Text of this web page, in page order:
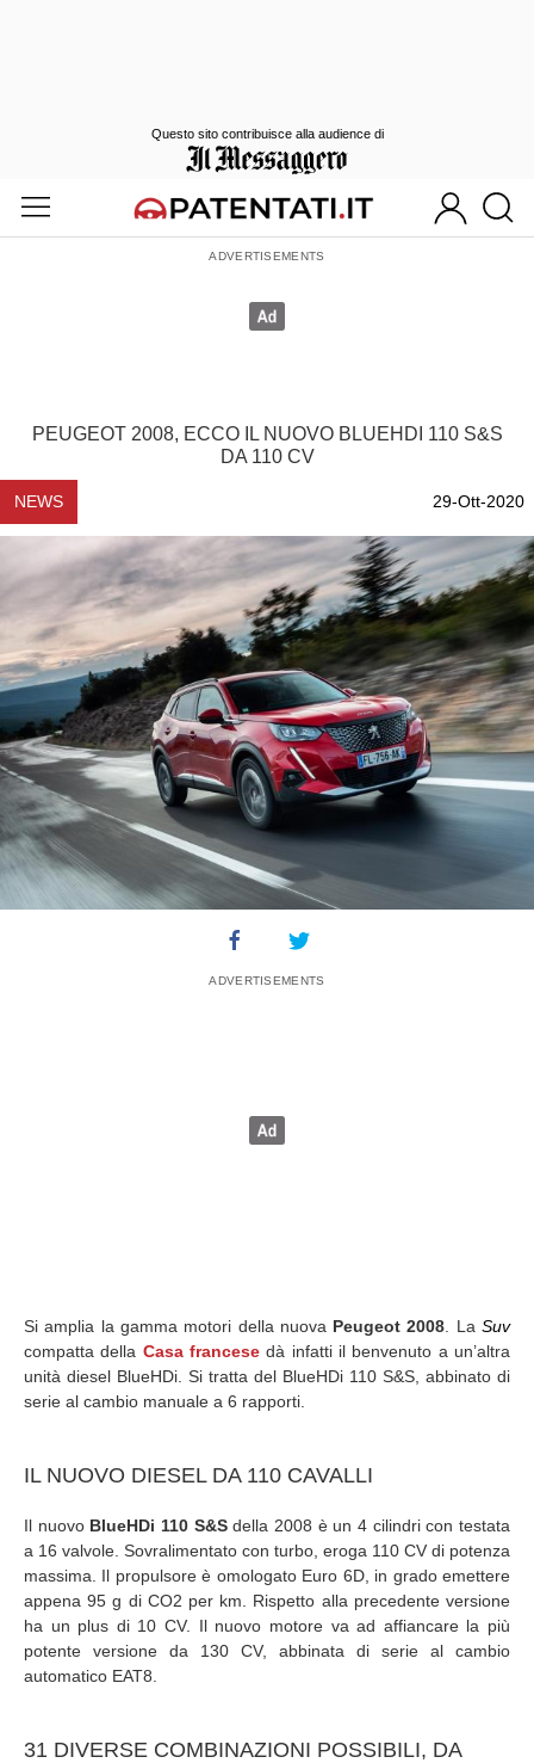
PEUGEOT 2008, ECCO IL NUOVO BLUEHDI 110 S&S
DA 110 CV
NEWS 29-Ott-2020
Si amplia la gamma motori della nuova Peugeot 2008 . LaSuv
compatta della Casa francese dà infatti il benvenuto a un’altra
unità diesel BlueHDi. Si tratta del BlueHDi 110 S&S, abbinato di
serie al cambio manuale a 6 rapporti.
IL NUOVO DIESEL DA 110 CAVALLI
Il nuovo BlueHDi 110 S&Sdella 2008 è un 4 cilindri con testata
a 16 valvole. Sovralimentato con turbo, eroga 110 CV di potenza
massima. Il propulsore è omologato Euro 6D, in grado emettere
appena 95 g di CO2 per km. Rispetto alla precedente versione
ha un plus di 10 CV. Il nuovo motore va ad affiancare la più
potente versione da 130 CV, abbinata di serie al cambio
automatico EAT8.
31 DIVERSE COMBINAZIONI POSSIBILI, DA
Questo sito contribuisce alla audience di